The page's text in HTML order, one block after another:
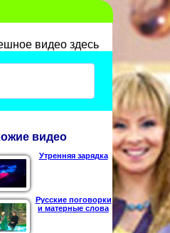
видео здесь
видео
Утренняя зарядка
Русские поговорки
и матерные слова